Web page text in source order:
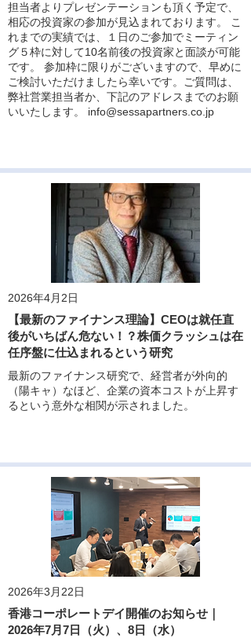
担当者よりプレゼンテーションも頂く予定で、
相応の投資家の参加が見込まれております。 こ
れまでの実績では、１日のご参加でミーティン
グ５枠に対して10名前後の投資家と面談が可能
です。 参加枠に限りがございますので、早めに
ご検討いただけましたら幸いです。ご質問は、
弊社営業担当者か、下記のアドレスまでのお願
いいたします。 info@sessapartners.co.jp
2026年4月2日
【最新のファイナンス理論】CEOは就任直
後がいちばん危ない！？株価クラッシュは在
任序盤に仕込まれるという研究
最新のファイナンス研究で、経営者が外向的
（陽キャ）なほど、企業の資本コストが上昇す
るという意外な相関が示されました。
2026年3月22日
香港コーポレートデイ開催のお知らせ｜
2026年7月7日（火）、8日（水）